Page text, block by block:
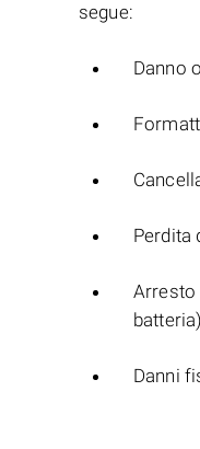
segue:
Danno
Perdita
Arresto
Danni